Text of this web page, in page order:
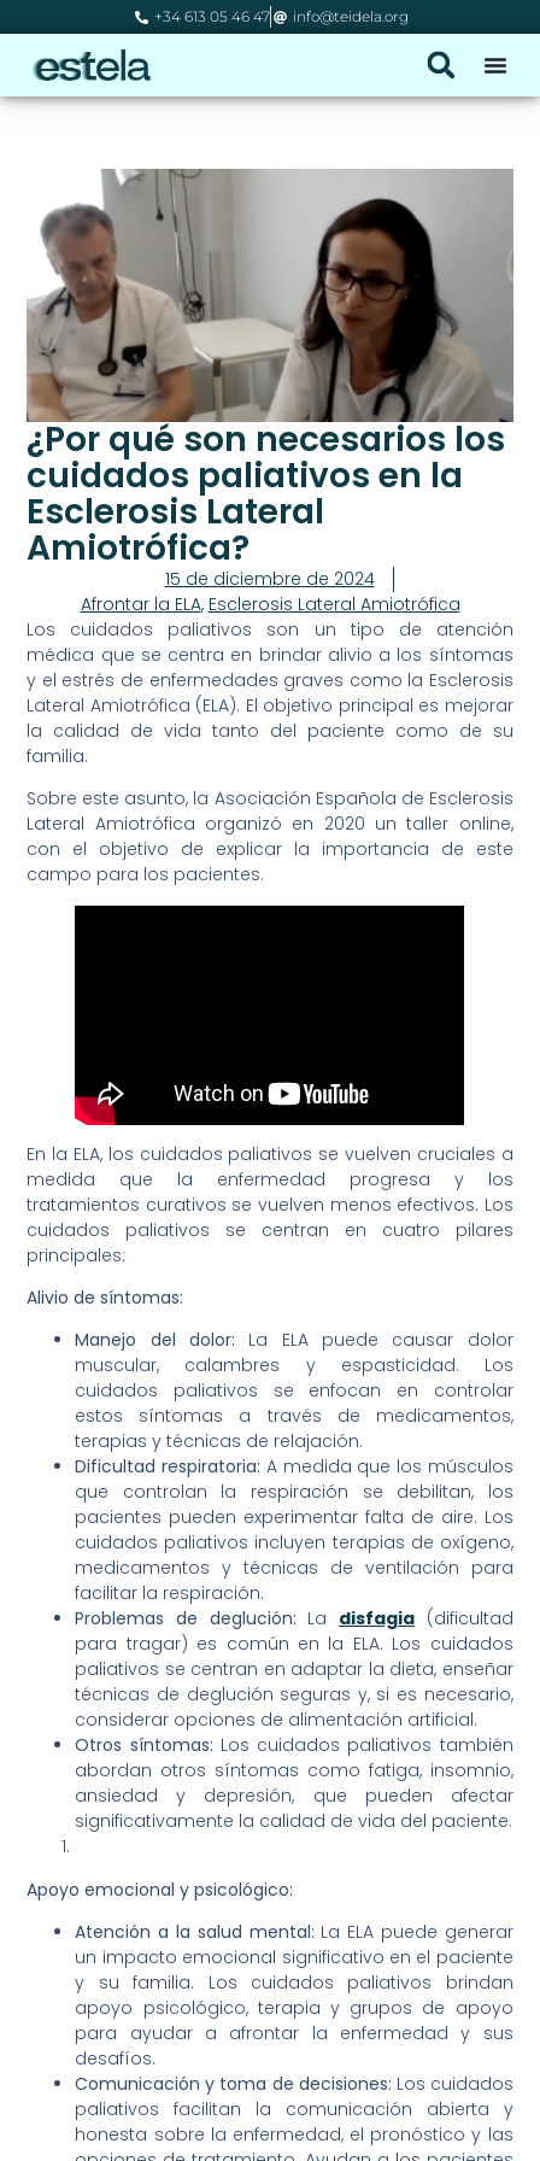
+34 613 05 46 47 info@teidela.org
¿Por qué son necesarios los
cuidados paliativos en la
Esclerosis Lateral
Amiotrófica?
15 de diciembre de 2024
Afrontar la ELA, Esclerosis Lateral Amiotrófica
Los cuidados paliativos son un tipo de atención
médica que se centra en brindar alivio a los síntomas
y el estrés de enfermedades graves como la Esclerosis
Lateral Amiotrófica (ELA). El objetivo principal es mejorar
la calidad de vida tanto del paciente como de su
familia.
Sobre este asunto, la Asociación Española de Esclerosis
Lateral Amiotrófica organizó en 2020 un taller online,
con el objetivo de explicar la importancia de este
campo para los pacientes.
En la ELA, los cuidados paliativos se vuelven cruciales a
medida que la enfermedad progresa y los
tratamientos curativos se vuelven menos efectivos. Los
cuidados paliativos se centran en cuatro pilares
principales:
Alivio de síntomas:
Manejo del dolor: La ELA puede causar dolor
muscular, calambres y espasticidad. Los
cuidados paliativos se enfocan en controlar
estos síntomas a través de medicamentos,
terapias y técnicas de relajación.
Dificultad respiratoria: A medida que los músculos
que controlan la respiración se debilitan, los
pacientes pueden experimentar falta de aire. Los
cuidados paliativos incluyen terapias de oxígeno,
medicamentos y técnicas de ventilación para
facilitar la respiración.
Problemas de deglución: La disfagia(dificultad
para tragar) es común en la ELA. Los cuidados
paliativos se centran en adaptar la dieta, enseñar
técnicas de deglución seguras y, si es necesario,
considerar opciones de alimentación artificial.
Otros síntomas: Los cuidados paliativos también
abordan otros síntomas como fatiga, insomnio,
ansiedad y depresión, que pueden afectar
significativamente la calidad de vida del paciente.
Apoyo emocional y psicológico:
Atención a la salud mental: La ELA puede generar
un impacto emocional significativo en el paciente
y su familia. Los cuidados paliativos brindan
apoyo psicológico, terapia y grupos de apoyo
para ayudar a afrontar la enfermedad y sus
desafíos.
Comunicación y toma de decisiones: Los cuidados
paliativos facilitan la comunicación abierta y
honesta sobre la enfermedad, el pronóstico y las